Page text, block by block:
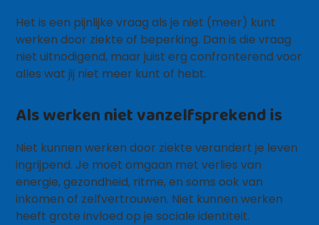
Het is een pijnlijke vraag als je niet (meer) kunt
werken door ziekte of beperking. Dan is die vraag
niet uitnodigend, maar juist erg confronterend voor
alles wat jij niet meer kunt of hebt.
Als werken niet vanzelfsprekend is
Niet kunnen werken door ziekte verandert je leven
ingrijpend. Je moet omgaan met verlies van
energie, gezondheid, ritme, en soms ook van
inkomen of zelfvertrouwen. Niet kunnen werken
heeft grote invloed op je sociale identiteit.